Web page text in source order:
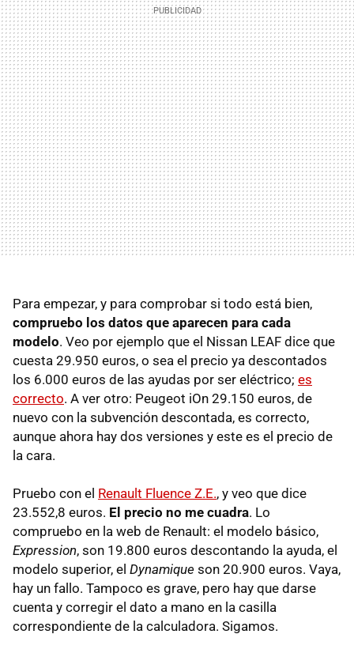
Para empezar, y para comprobar si todo está bien,
compruebo los datos que aparecen para cada
modelo. Veo por ejemplo que el Nissan LEAF dice que
cuesta 29.950 euros, o sea el precio ya descontados
los 6.000 euros de las ayudas por ser eléctrico; es
correcto. A ver otro: Peugeot iOn 29.150 euros, de
nuevo con la subvención descontada, es correcto,
aunque ahora hay dos versiones y este es el precio de
la cara.
Pruebo con el Renault Fluence Z.E., y veo que dice
23.552,8 euros. El precio no me cuadra. Lo
compruebo en la web de Renault: el modelo básico,
Expression, son 19.800 euros descontando la ayuda, el
modelo superior, el Dynamique son 20.900 euros. Vaya,
hay un fallo. Tampoco es grave, pero hay que darse
cuenta y corregir el dato a mano en la casilla
correspondiente de la calculadora. Sigamos.